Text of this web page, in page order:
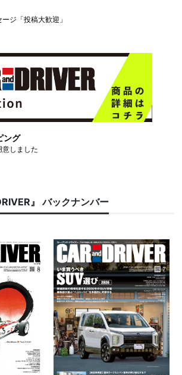
ジ「投稿大歓迎」
ング
しました
』 バックナンバー